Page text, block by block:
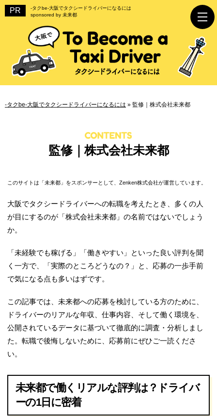
-タクbe-大阪でタクシードライバーになるには
sponsored by 未来都
-タクbe-大阪でタクシードライバーになるには » 監修｜株式会社未来都
監修｜株式会社未来都
このサイトは「未来都」をスポンサーとして、Zenken株式会社が運営しています。
大阪でタクシードライバーへの転職を考えたとき、多くの人
が目にするのが「株式会社未来都」の名前ではないでしょう
か。
「未経験でも稼げる」「働きやすい」といった良い評判を聞
く一方で、「実際のところどうなの？」と、応募の一歩手前
で気になる点も多いはずです。
この記事では、未来都への応募を検討している方のために、
ドライバーのリアルな年収、仕事内容、そして働く環境を、
公開されているデータに基づいて徹底的に調査・分析しまし
た。転職で後悔しないために、応募前にぜひご一読くださ
い。
未来都で働くリアルな評判は？ドライバ
ーの1日に密着